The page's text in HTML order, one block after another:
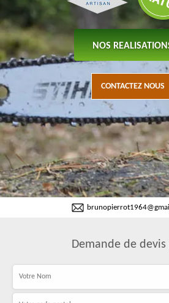
NOS
CONTACTEZ NOUS
Demande de